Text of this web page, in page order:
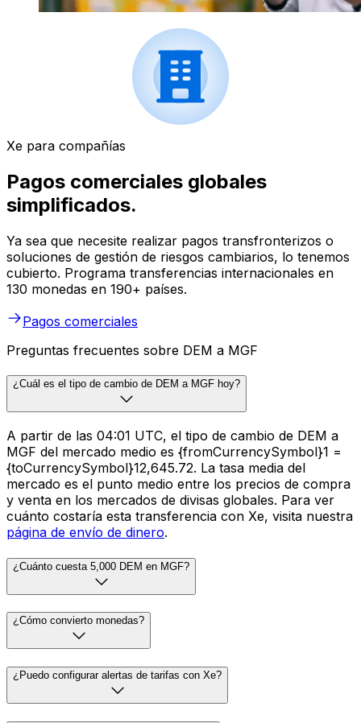
Xe para compañías
Pagos comerciales globales
simplificados.
Ya sea que necesite realizar pagos transfronterizos o
soluciones de gestión de riesgos cambiarios, lo tenemos
cubierto. Programa transferencias internacionales en
130 monedas en 190+ países.
Pagos comerciales
Preguntas frecuentes sobre DEM a MGF
¿Cuál es el tipo de cambio de DEM a MGF hoy?
A partir de las 04:01 UTC, el tipo de cambio de DEM a
MGF del mercado medio es {fromCurrencySymbol}1 =
{toCurrencySymbol}12,645.72. La tasa media del
mercado es el punto medio entre los precios de compra
y venta en los mercados de divisas globales. Para ver
cuánto costaría esta transferencia con Xe, visita nuestra
página de envío de dinero.
¿Cuánto cuesta 5,000 DEM en MGF?
¿Cómo convierto monedas?
¿Puedo configurar alertas de tarifas con Xe?